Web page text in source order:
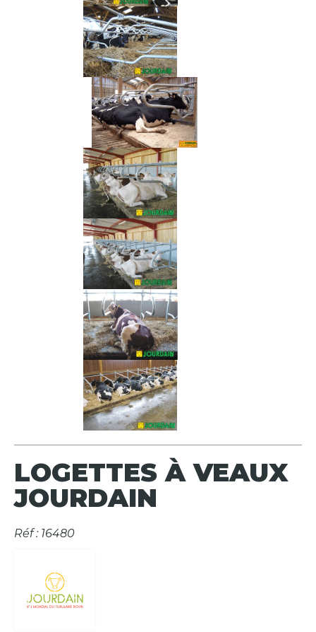
LOGETTES À VEAUX
JOURDAIN
Réf : 16480